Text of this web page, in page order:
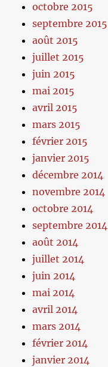
octobre 2015
septembre 2015
août 2015
juillet 2015
juin 2015
mai 2015
avril 2015
mars 2015
février 2015
janvier 2015
décembre 2014
novembre 2014
octobre 2014
septembre 2014
août 2014
juillet 2014
juin 2014
mai 2014
avril 2014
mars 2014
février 2014
janvier 2014